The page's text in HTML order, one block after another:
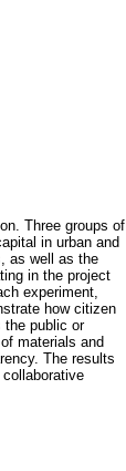
Three groups of
in urban and
as well as the
in the project
experiment,
how citizen
the public or
materials and
The results